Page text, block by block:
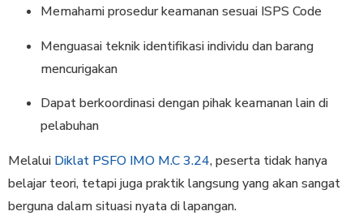
Memahami prosedur keamanan sesuai ISPS Code
Menguasai teknik identifikasi individu dan barang
mencurigakan
Dapat berkoordinasi dengan pihak keamanan lain di
pelabuhan
Melalui Diklat PSFO IMO M.C 3.24, peserta tidak hanya
belajar teori, tetapi juga praktik langsung yang akan sangat
berguna dalam situasi nyata di lapangan.